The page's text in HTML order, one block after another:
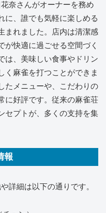
奈さんがオーナーを務め
に、誰でも気軽に楽しめる
まれました。店内は清潔感
が快適に過ごせる空間づく
は、美味しい食事やドリン
く麻雀を打つことができま
たメニューや、こだわりの
に好評です。従来の麻雀荘
セプトが、多くの支持を集
報
詳細は以下の通りです。